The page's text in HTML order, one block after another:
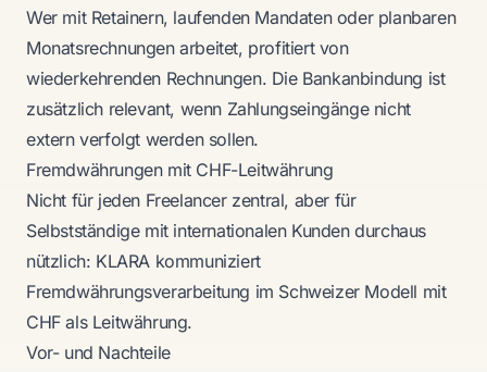
Wer mit Retainern, laufenden Mandaten oder planbaren
Monatsrechnungen arbeitet, profitiert von
wiederkehrenden Rechnungen. Die Bankanbindung ist
zusätzlich relevant, wenn Zahlungseingänge nicht
extern verfolgt werden sollen.
Fremdwährungen mit CHF-Leitwährung
Nicht für jeden Freelancer zentral, aber für
Selbstständige mit internationalen Kunden durchaus
nützlich: KLARA kommuniziert
Fremdwährungsverarbeitung im Schweizer Modell mit
CHF als Leitwährung.
Vor- und Nachteile